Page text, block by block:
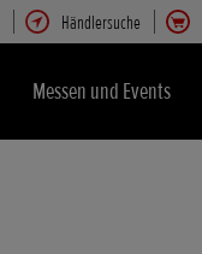
Händlersuche
Messen und Events